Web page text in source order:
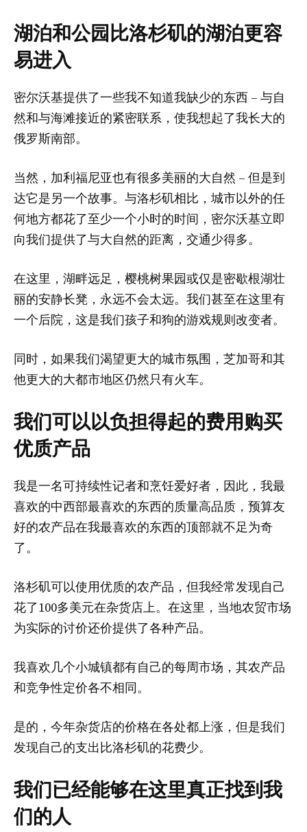
湖泊和公园比洛杉矶的湖泊更容
易进入
密尔沃基提供了一些我不知道我缺少的东西 – 与自
然和与海滩接近的紧密联系，使我想起了我长大的
俄罗斯南部。
当然，加利福尼亚也有很多美丽的大自然 – 但是到
达它是另一个故事。与洛杉矶相比，城市以外的任
何地方都花了至少一个小时的时间，密尔沃基立即
向我们提供了与大自然的距离，交通少得多。
在这里，湖畔远足，樱桃树果园或仅是密歇根湖壮
丽的安静长凳，永远不会太远。我们甚至在这里有
一个后院，这是我们孩子和狗的游戏规则改变者。
同时，如果我们渴望更大的城市氛围，芝加哥和其
他更大的大都市地区仍然只有火车。
我们可以以负担得起的费用购买
优质产品
我是一名可持续性记者和烹饪爱好者，因此，我最
喜欢的中西部最喜欢的东西的质量高品质，预算友
好的农产品在我最喜欢的东西的顶部就不足为奇
了。
洛杉矶可以使用优质的农产品，但我经常发现自己
花了100多美元在杂货店上。在这里，当地农贸市场
为实际的讨价还价提供了各种产品。
我喜欢几个小城镇都有自己的每周市场，其农产品
和竞争性定价各不相同。
是的，今年杂货店的价格在各处都上涨，但是我们
发现自己的支出比洛杉矶的花费少。
我们已经能够在这里真正找到我
们的人